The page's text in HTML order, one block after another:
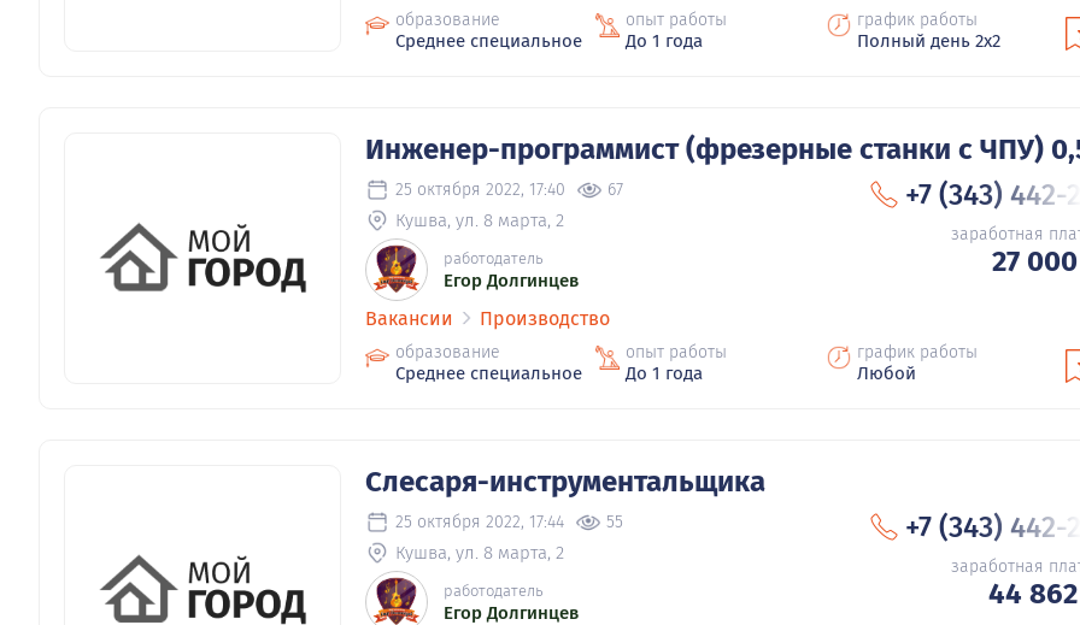
образование
Среднее специальное
опыт работы
До 1 года
график работы
Полный день 2х2
Инженер-программист (фрезерные станки с ЧПУ)
25 октября 2022, 17:40 67
Кушва, ул. 8 марта, 2
работодатель
Егор Долгинцев
Вакансии Производство
+7 (343) 442-21
заработная
27 000
образование
Среднее специальное
опыт работы
До 1 года
график работы
Любой
Слесаря-инструментальщика
25 октября 2022, 17:44 55
Кушва, ул. 8 марта, 2
работодатель
Егор Долгинцев
+7 (343) 442-21
заработная
44 862